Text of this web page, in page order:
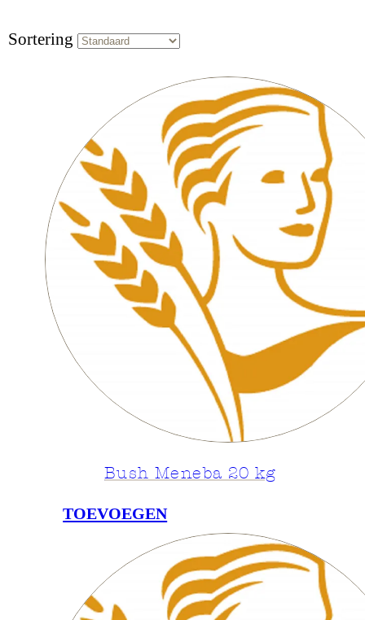
Sortering
Bush Meneba 20 kg
TOEVOEGEN